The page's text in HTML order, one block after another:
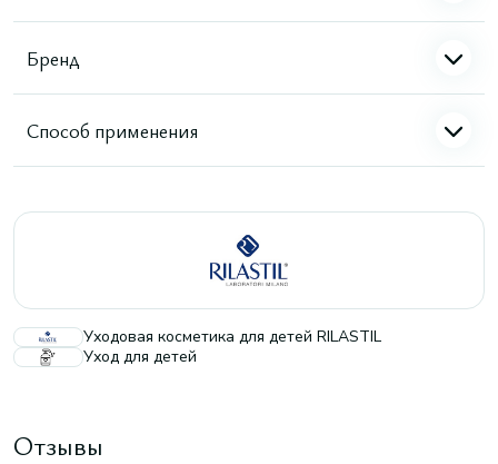
Бренд
Способ применения
Уходовая косметика для детей RILASTIL
Уход для детей
Отзывы